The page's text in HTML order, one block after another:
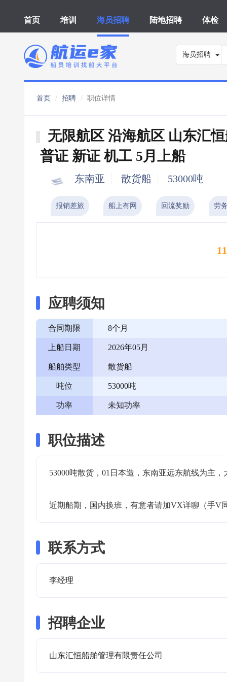
首页 培训 海员招聘 陆地招聘 体检
海员招聘
首页 招聘 职位详情
无限航区 沿海航区 山东汇
普证 新证 机工 5月上船
东南亚 散货船 53000吨
报销差旅 船上有网 回流奖励 劳
应聘须知
合同期限 8个月
上船日期 2026年05月
船舶类型 散货船
吨位 53000吨
功率 未知功率
职位描述
53000吨散货，01日本造，东南亚远东航线为主
近期船期，国内换班，有意者请加VX详聊（手V
联系方式
李经理
招聘企业
山东汇恒船舶管理有限责任公司